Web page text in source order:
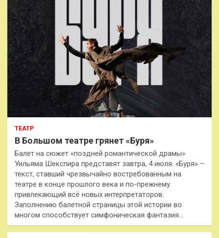
ТЕАТР
В Большом театре грянет «Буря»
Балет на сюжет «поздней романтической драмы»
Уильяма Шекспира представят завтра, 4 июля. «Буря» –
текст, ставший чрезвычайно востребованным на
театре в конце прошлого века и по-прежнему
привлекающий всё новых интерпретаторов.
Заполнению балетной страницы этой истории во
многом способствует симфоническая фантазия…